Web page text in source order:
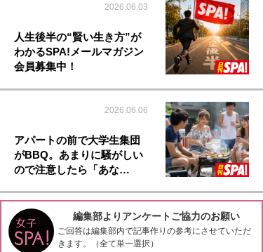
2026.06.03
人生後半の“賢い生き方”が
わかるSPA!メールマガジン
会員募集中！
2026.06.06
アパートの前で大学生集団
がBBQ。あまりに騒がしい
ので注意したら「あな…